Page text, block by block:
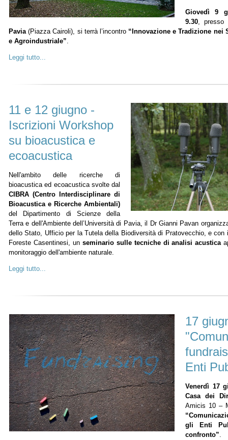
Giovedì 9
9.30,
Pavia(Piazza Cairoli), si terrà l’incontro“Innovazione e Tradizione nei
e Agroindustriale”.
Leggi tutto...
11 e 12 giugno -
Iscrizioni Workshop
su bioacustica e
ecoacustica
Nell'ambito delle ricerche di
bioacustica ed ecoacustica svolte dal
CIBRA (Centro Interdisciplinare di
Bioacustica e Ricerche Ambientali)
del Dipartimento di Scienze della
Terra e dell'Ambiente dell’Università di Pavia, il Dr Gianni Pavan
dello Stato, Ufficio per la Tutela della Biodiversità di Pratovecchio, e con
Foreste Casentinesi, un seminario sulle tecniche di analisi acustica
monitoraggio dell'ambiente naturale.
Leggi tutto...
17
Enti
Venerdì 17
Casa dei
Amicis 10 –
gli Enti
confronto”.